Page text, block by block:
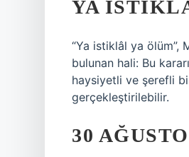
YA
“Ya istiklâl ya ölüm”,
bulunan hali: Bu
haysiyetli ve şerefli
gerçekleştirilebilir.
30